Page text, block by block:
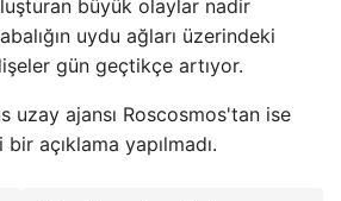
büyük olaylar nadir
uydu ağları üzerindeki
gün geçtikçe artıyor.
uzay ajansı Roscosmos'tan ise
açıklama yapılmadı.